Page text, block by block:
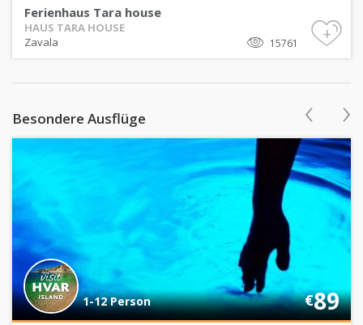
Ferienhaus Tara house
HAUS TARA HOUSE
15761
Zavala +
Besondere Ausflüge
1-12 Person €89
‹ ›